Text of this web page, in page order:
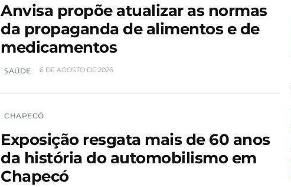
Anvisa propõe atualizar as normas
da propaganda de alimentos e de
medicamentos
SAÚDE 6 DE AGOSTO DE 2026
CHAPECÓ
Exposição resgata mais de 60 anos
da história do automobilismo em
Chapecó